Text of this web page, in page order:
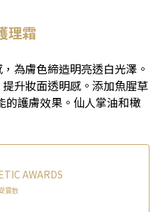
理霜
為膚色締造明亮透白光澤。
升妝面透明感。添加魚腥草
的護膚效果。仙人掌油和橄
AWARDS
賞数